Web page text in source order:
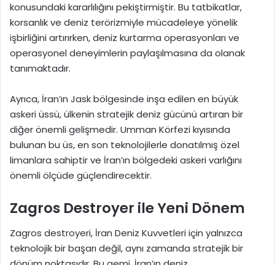
konusundaki kararlılığını pekiştirmiştir. Bu tatbikatlar,
korsanlık ve deniz terörizmiyle mücadeleye yönelik
işbirliğini artırırken, deniz kurtarma operasyonları ve
operasyonel deneyimlerin paylaşılmasına da olanak
tanımaktadır.
Ayrıca, İran’ın Jask bölgesinde inşa edilen en büyük
askeri üssü, ülkenin stratejik deniz gücünü artıran bir
diğer önemli gelişmedir. Umman Körfezi kıyısında
bulunan bu üs, en son teknolojilerle donatılmış özel
limanlara sahiptir ve İran’ın bölgedeki askeri varlığını
önemli ölçüde güçlendirecektir.
Zagros Destroyer ile Yeni Dönem
Zagros destroyeri, İran Deniz Kuvvetleri için yalnızca
teknolojik bir başarı değil, aynı zamanda stratejik bir